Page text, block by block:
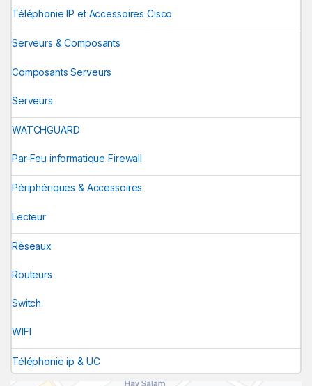
Téléphonie IP et Accessoires Cisco
Serveurs & Composants
Composants Serveurs
Serveurs
WATCHGUARD
Par-Feu informatique Firewall
Périphériques & Accessoires
Lecteur
Réseaux
Routeurs
Switch
WIFI
Téléphonie ip & UC